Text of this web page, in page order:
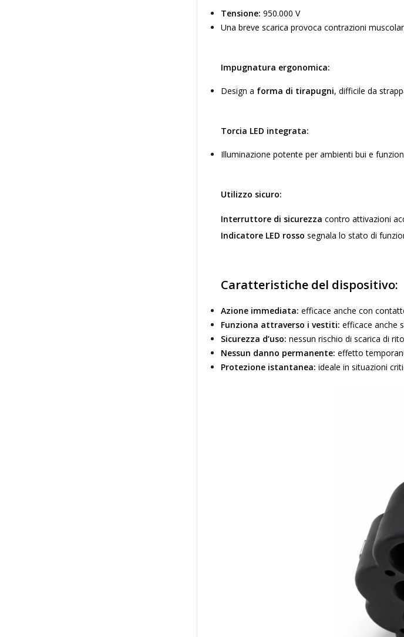
Tensione: 950.000 V
Una breve scarica provoca contrazioni
Impugnatura ergonomica:
Design a forma di tirapugni, difficile da
Torcia LED integrata:
Illuminazione potente per ambienti bui e
Utilizzo sicuro:
Interruttore di sicurezza contro attivazioni
Indicatore LED rosso segnala lo stato di
Caratteristiche del dispositivo:
Azione immediata: efficace anche con
Funziona attraverso i vestiti: efficace anche
Sicurezza d’uso: nessun rischio di scarica di
Nessun danno permanente: effetto
Protezione istantanea: ideale in situazioni